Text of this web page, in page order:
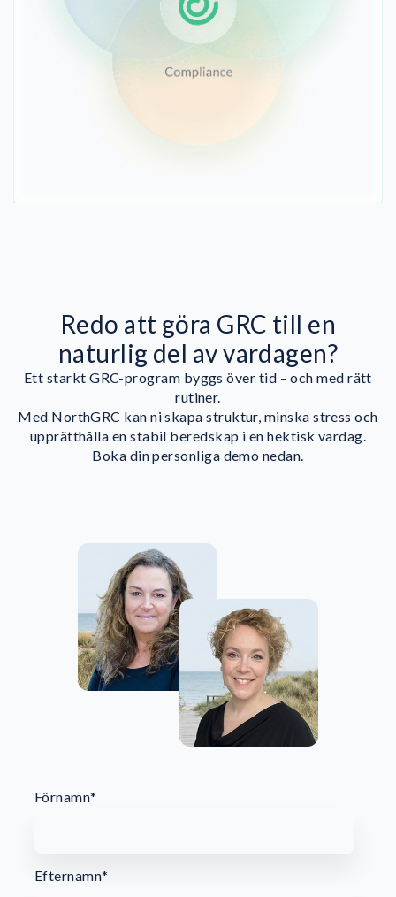
Redo att göra GRC till en
naturlig del av vardagen?
Ett starkt GRC-program byggs över tid – och med rätt
rutiner.
Med NorthGRC kan ni skapa struktur, minska stress och
upprätthålla en stabil beredskap i en hektisk vardag.
Boka din personliga demo nedan.
Förnamn*
Efternamn*